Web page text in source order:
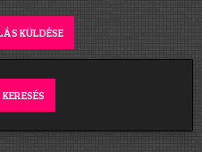
KERESÉS